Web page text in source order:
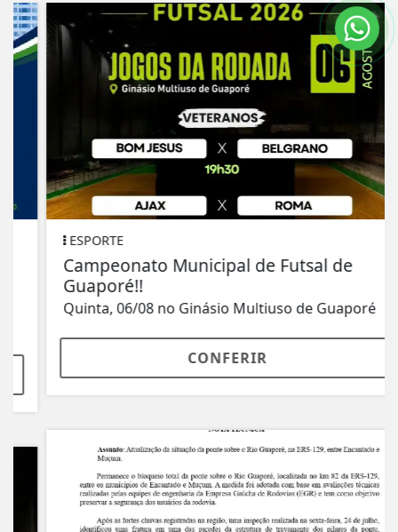
ESPORTE
Campeonato Municipal de Futsal de
Guaporé!!
Quinta, 06/08 no Ginásio Multiuso de Guaporé
CONFERIR